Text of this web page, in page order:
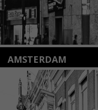
AMSTERDAM
Amstelveenseweg 135
1075 VX Amsterdam
+31 (0)20 2332546
info@kunsthuisamsterdam.nl